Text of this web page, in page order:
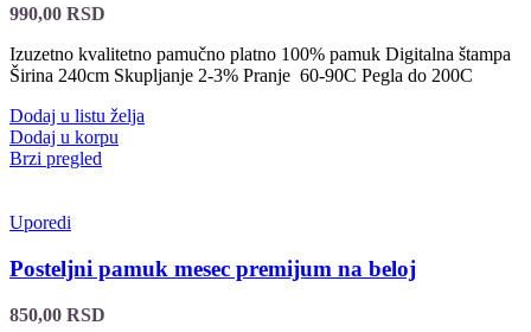
990,00 RSD
Izuzetno kvalitetno pamučno platno 100% pamuk Digitalna štampa
Širina 240cm Skupljanje 2-3% Pranje 60-90C Pegla do 200C
Dodaj u listu želja
Dodaj u korpu
Brzi pregled
Uporedi
Posteljni pamuk mesec premijum na beloj
850,00 RSD